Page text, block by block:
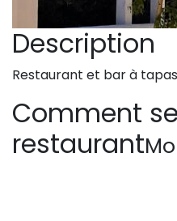
Description
Restaurant et bar à tapas
Comment
restaurant